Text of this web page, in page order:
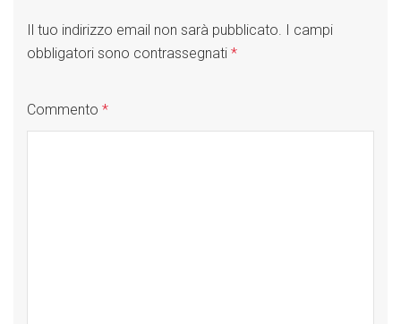
Il tuo indirizzo email non sarà pubblicato. I campi
obbligatori sono contrassegnati *
Commento *